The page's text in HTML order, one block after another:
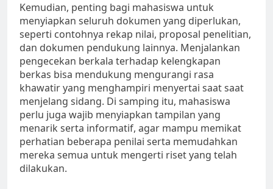
Kemudian, penting bagi mahasiswa untuk
menyiapkan seluruh dokumen yang diperlukan,
seperti contohnya rekap nilai, proposal penelitian,
dan dokumen pendukung lainnya. Menjalankan
pengecekan berkala terhadap kelengkapan
berkas bisa mendukung mengurangi rasa
khawatir yang menghampiri menyertai saat saat
menjelang sidang. Di samping itu, mahasiswa
perlu juga wajib menyiapkan tampilan yang
menarik serta informatif, agar mampu memikat
perhatian beberapa penilai serta memudahkan
mereka semua untuk mengerti riset yang telah
dilakukan.